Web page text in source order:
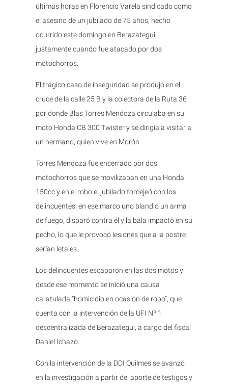
últimas horas en Florencio Varela sindicado como
el asesino de un jubilado de 75 años, hecho
ocurrido este domingo en Berazategui,
justamente cuando fue atacado por dos
motochorros.
El trágico caso de inseguridad se produjo en el
cruce de la calle 25 B y la colectora de la Ruta 36
por donde Blas Torres Mendoza circulaba en su
moto Honda CB 300 Twister y se dirigía a visitar a
un hermano, quien vive en Morón.
Torres Mendoza fue encerrado por dos
motochorros que se movilizaban en una Honda
150cc y en el robo el jubilado forcejeó con los
delincuentes: en ese marco uno blandió un arma
de fuego, disparó contra él y la bala impactó en su
pecho, lo que le provocó lesiones que a la postre
serían letales.
Los delincuentes escaparon en las dos motos y
desde ese momento se inició una causa
caratulada “homicidio en ocasión de robo”, que
cuenta con la intervención de la UFI Nº 1
descentralizada de Berazategui, a cargo del fiscal
Daniel Ichazo.
Con la intervención de la DDI Quilmes se avanzó
en la investigación a partir del aporte de testigos y